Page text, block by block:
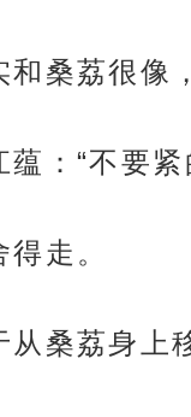
和桑荔很
：“不要
走。
桑荔身上